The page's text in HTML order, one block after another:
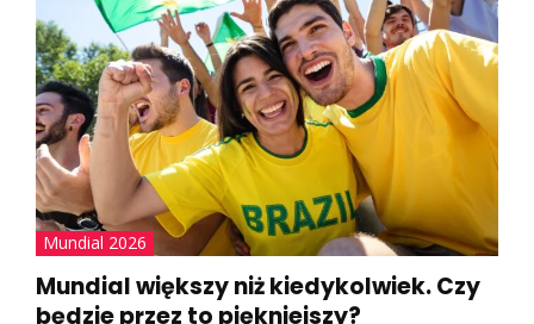
Mundial 2026
Mundial większy niż kiedykolwiek. Czy
będzie przez to piękniejszy?